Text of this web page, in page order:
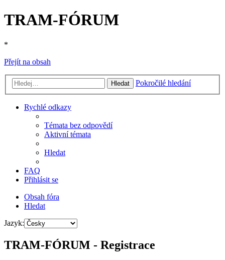
TRAM-FÓRUM
*
Přejít na obsah
Hledat Pokročilé hledání
Rychlé odkazy
Témata bez odpovědí
Aktivní témata
Hledat
FAQ
Přihlásit se
Obsah fóra
Hledat
Jazyk:
TRAM-FÓRUM - Registrace